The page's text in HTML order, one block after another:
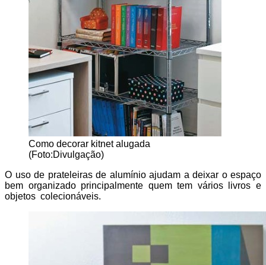
Como decorar kitnet alugada
(Foto:Divulgação)
O uso de prateleiras de alumínio ajudam a deixar o espaço
bem organizado principalmente quem tem vários livros e
objetos colecionáveis.